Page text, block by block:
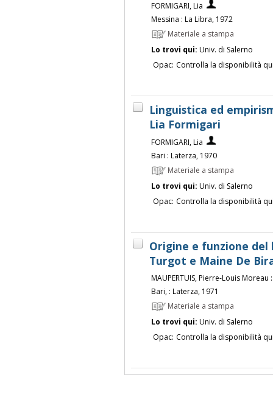
FORMIGARI, Lia
Messina : La Libra, 1972
Materiale a stampa
Lo trovi qui: Univ. di Salerno
Opac: Controlla la disponibilità
Linguistica ed
Lia Formigari
FORMIGARI, Lia
Bari : Laterza, 1970
Materiale a stampa
Lo trovi qui: Univ. di Salerno
Opac: Controlla la disponibilità
Origine e funzione
Turgot e Maine De
MAUPERTUIS, Pierre-Louis Moreau
Bari, : Laterza, 1971
Materiale a stampa
Lo trovi qui: Univ. di Salerno
Opac: Controlla la disponibilità